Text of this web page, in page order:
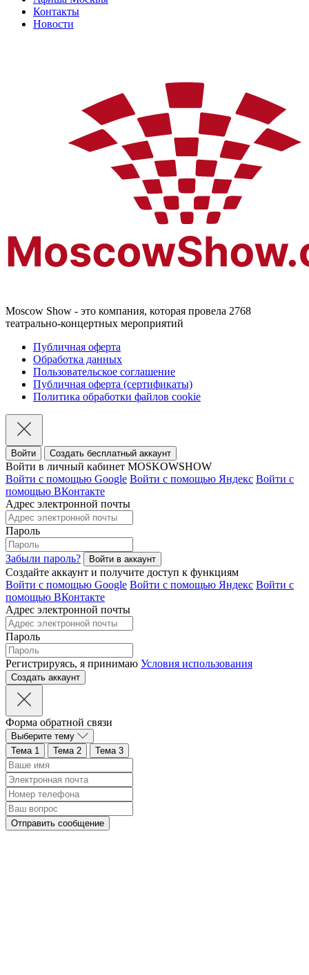
Контакты
Новости
Moscow Show - это компания, которая провела 2768
театрально-концертных мероприятий
Публичная оферта
Обработка данных
Пользовательское соглашение
Публичная оферта (сертификаты)
Политика обработки файлов cookie
Войти Создать бесплатный аккаунт
Войти в личный кабинет MOSKOWSHOW
Войти с помощью Google Войти с помощью Яндекс Войти с
помощью ВКонтакте
Адрес электронной почты
Пароль
Забыли пароль?
Создайте аккаунт и получите доступ к функциям
Войти с помощью Google Войти с помощью Яндекс Войти с
помощью ВКонтакте
Адрес электронной почты
Пароль
Регистрируясь, я принимаю Условия использования
Форма обратной связи
Выберите тему
Тема 1
Тема 2 Тема 3
Отправить сообщение